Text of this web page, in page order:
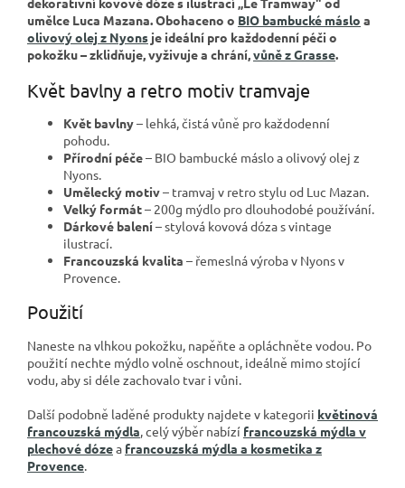
umělce Luca Mazana. Obohaceno o BIO bambucké máslo a
olivový olej z Nyons je ideální pro každodenní péči o
pokožku – zklidňuje, vyživuje a chrání,vůně z Grasse.
Květ bavlny a retro motiv tramvaje
Květ bavlny– lehká, čistá vůně pro každodenní
pohodu.
Přírodní péče– BIO bambucké máslo a olivový olej z
Nyons.
Umělecký motiv– tramvaj v retro stylu od Luc Mazan.
Velký formát– 200g mýdlo pro dlouhodobé používání.
Dárkové balení– stylová kovová dóza s vintage
ilustrací.
Francouzská kvalita – řemeslná výroba v Nyons v
Provence.
Použití
Naneste na vlhkou pokožku, napěňte a opláchněte vodou. Po
použití nechte mýdlo volně oschnout, ideálně mimo stojící
vodu, aby si déle zachovalo tvar i vůni.
Další podobně laděné produkty najdete v kategorii květinová
francouzská mýdla, celý výběr nabízí francouzská mýdla v
plechové dózea francouzská mýdla a kosmetika z
Provence.